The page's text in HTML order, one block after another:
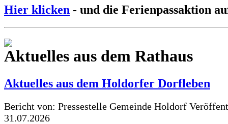
Hier klicken - und die Ferienpassaktion
Aktuelles aus dem Rathaus
Aktuelles aus dem Holdorfer Dorfleben
Bericht von: Pressestelle Gemeinde Holdorf
31.07.2026